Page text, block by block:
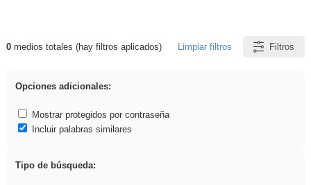
Resultados de: Binnorie
0medios totales (hay filtros aplicados) Limpiar filtros Filtros
Opciones adicionales:
Mostrar protegidos por contraseña
Incluir palabras similares
Tipo de búsqueda: